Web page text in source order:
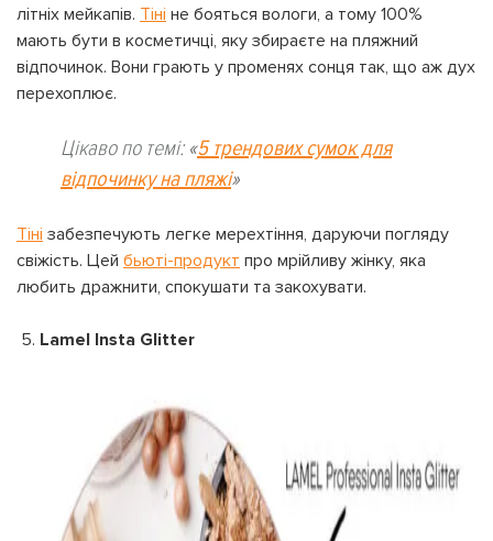
літніх мейкапів. Тіні не бояться вологи, а тому 100%
мають бути в косметичці, яку збираєте на пляжний
відпочинок. Вони грають у променях сонця так, що аж дух
перехоплює.
Цікаво по темі:«5 трендових сумок для
відпочинку на пляжі»
Тіні забезпечують легке мерехтіння, даруючи погляду
свіжість. Цей бьюті-продукт про мрійливу жінку, яка
любить дражнити, спокушати та закохувати.
5. Lamel Insta Glitter